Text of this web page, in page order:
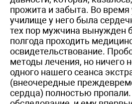
прожита и забыта. Во
училище у него была
тех пор мужчина вынужден
полгода проходить
освидетельствование.
методы лечения, но ничего
одного нашего сеанса
(внеочередные
сердца) полностью